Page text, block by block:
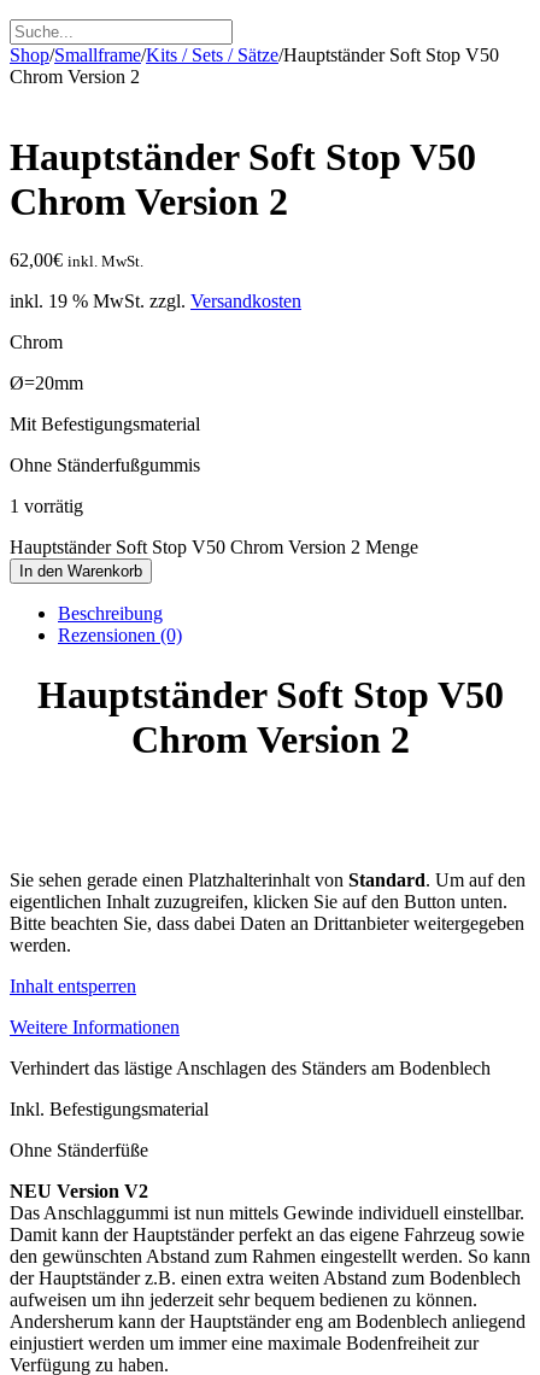
Shop/Smallframe/Kits / Sets / Sätze/Hauptständer Soft Stop V50
Chrom Version 2
Hauptständer Soft Stop V50
Chrom Version 2
62,00€ inkl. MwSt.
inkl. 19 % MwSt. zzgl. Versandkosten
Chrom
Ø=20mm
Mit Befestigungsmaterial
Ohne Ständerfußgummis
1 vorrätig
Hauptständer Soft Stop V50 Chrom Version 2 Menge
In den Warenkorb
Beschreibung
Rezensionen (0)
Hauptständer Soft Stop V50
Chrom Version 2
Sie sehen gerade einen Platzhalterinhalt von Standard. Um auf den
eigentlichen Inhalt zuzugreifen, klicken Sie auf den Button unten.
Bitte beachten Sie, dass dabei Daten an Drittanbieter weitergegeben
werden.
Inhalt entsperren
Weitere Informationen
Verhindert das lästige Anschlagen des Ständers am Bodenblech
Inkl. Befestigungsmaterial
Ohne Ständerfüße
NEU Version V2
Das Anschlaggummi ist nun mittels Gewinde individuell einstellbar.
Damit kann der Hauptständer perfekt an das eigene Fahrzeug sowie
den gewünschten Abstand zum Rahmen eingestellt werden. So kann
der Hauptständer z.B. einen extra weiten Abstand zum Bodenblech
aufweisen um ihn jederzeit sehr bequem bedienen zu können.
Andersherum kann der Hauptständer eng am Bodenblech anliegend
einjustiert werden um immer eine maximale Bodenfreiheit zur
Verfügung zu haben.